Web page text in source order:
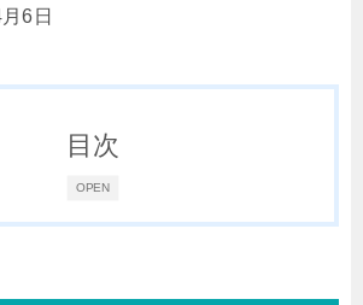
6日
OPEN
目次